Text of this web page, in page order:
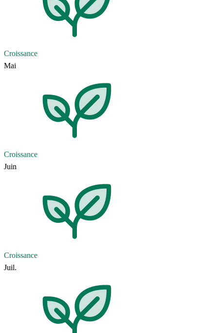
Croissance
Mai
Croissance
Juin
Croissance
Juil.